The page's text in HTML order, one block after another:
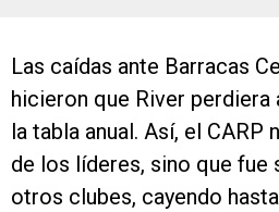
Las caídas ante Barracas
hicieron que River perdiera
la tabla anual. Así, el
de los líderes, sino que fue
otros clubes, cayendo